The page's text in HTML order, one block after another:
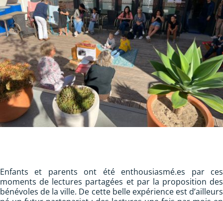
Enfants et parents ont été enthousiasmé.es par ces
moments de lectures partagées et par la proposition des
bénévoles de la ville. De cette belle expérience est d’ailleurs